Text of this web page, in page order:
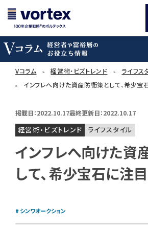
Vコラム 経営術・ビズトレンド
ライフス
インフレへ向けた資産防衛策として、希少宝
掲載日：2022.10.17最終更新日：2022.10.17
経営術・ビズトレンド ライフスタイル
インフレへ向けた資
して、希少宝石に注
シンワオークション